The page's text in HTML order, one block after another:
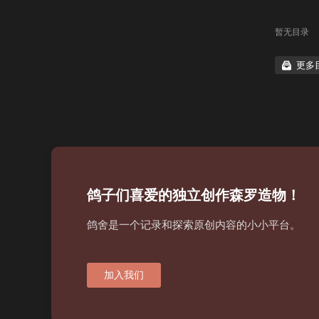
暂无目录
更多
鸽子们喜爱的独立创作森罗造物！
鸽舍是一个记录和探索原创内容的小小平台。
加入我们